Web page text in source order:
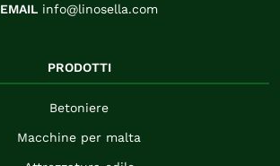
EMAIL info@linosella.com
PRODOTTI
Betoniere
Macchine per malta